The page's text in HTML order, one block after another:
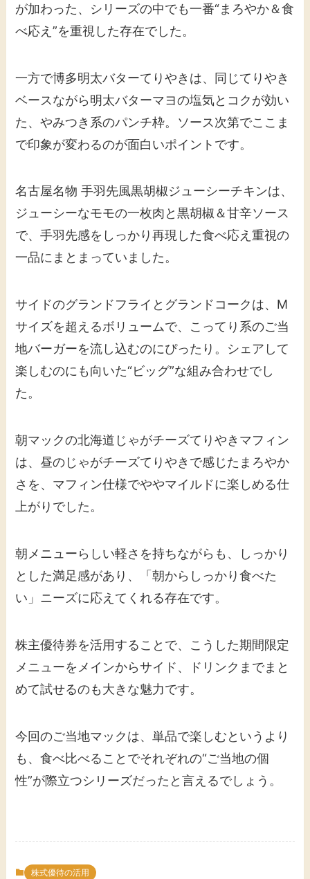
が加わった、シリーズの中でも一番“まろやか＆食
べ応え”を重視した存在でした。
一方で博多明太バターてりやきは、同じてりやき
ベースながら明太バターマヨの塩気とコクが効い
た、やみつき系のパンチ枠。ソース次第でここま
で印象が変わるのが面白いポイントです。
名古屋名物 手羽先風黒胡椒ジューシーチキンは、
ジューシーなモモの一枚肉と黒胡椒＆甘辛ソース
で、手羽先感をしっかり再現した食べ応え重視の
一品にまとまっていました。
サイドのグランドフライとグランドコークは、M
サイズを超えるボリュームで、こってり系のご当
地バーガーを流し込むのにぴったり。シェアして
楽しむのにも向いた“ビッグ”な組み合わせでし
た。
朝マックの北海道じゃがチーズてりやきマフィン
は、昼のじゃがチーズてりやきで感じたまろやか
さを、マフィン仕様でややマイルドに楽しめる仕
上がりでした。
朝メニューらしい軽さを持ちながらも、しっかり
とした満足感があり、「朝からしっかり食べた
い」ニーズに応えてくれる存在です。
株主優待券を活用することで、こうした期間限定
メニューをメインからサイド、ドリンクまでまと
めて試せるのも大きな魅力です。
今回のご当地マックは、単品で楽しむというより
も、食べ比べることでそれぞれの“ご当地の個
性”が際立つシリーズだったと言えるでしょう。
株式優待の活用